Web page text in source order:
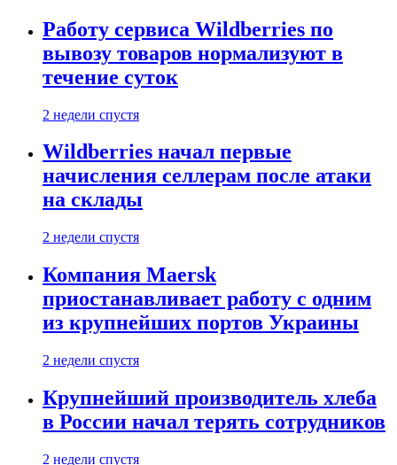
Работу сервиса Wildberries по
вывозу товаров нормализуют в
течение суток
2 недели спустя
Wildberries начал первые
начисления селлерам после атаки
на склады
2 недели спустя
Компания Maersk
приостанавливает работу с одним
из крупнейших портов Украины
2 недели спустя
Крупнейший производитель хлеба
в России начал терять сотрудников
2 недели спустя